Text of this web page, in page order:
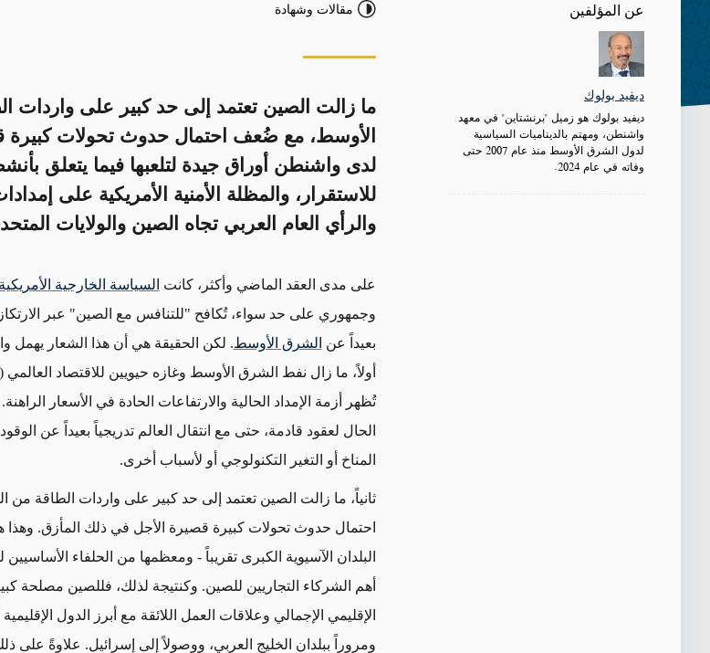
عن المؤلفين
ديفيد بولوك
ديفيد بولوك هو زميل "برنشتاين" في معهد
واشنطن، ومهتم بالديناميات السياسية
لدول الشرق الأوسط منذ عام 2007 حتى
وفاته في عام 2024.
مقالات وشهادة
ما زالت الصين تعتمد إلى حد كبير على واردات
الأوسط، مع ضُعف احتمال حدوث تحولات كبيرة
لدى واشنطن أوراق جيدة لتلعبها فيما يتعلق
للاستقرار، والمظلة الأمنية الأمريكية على
والرأي العام العربي تجاه الصين والولايات
على مدى العقد الماضي وأكثر،كانت السياسة الخارجية الأمريكية
وجمهوري على حد سواء، تُكافح "للتنافس مع الصين" عبر
بعيداً عن الشرق الأوسط. لكن الحقيقة هي أن هذا الشعار يهمل
أولاً، ما زال نفط الشرق الأوسط وغازه حيويين للاقتصاد العالمي
تُظهر أزمة الإمداد الحالية والارتفاعات الحادة في الأسعار الراهنة.
الحال لعقود قادمة، حتى مع انتقال العالم تدريجياً بعيداً عن
المناخ أو التغير التكنولوجي أو لأسباب أخرى.
ثانياً، ما زالت الصين تعتمد إلى حد كبير على واردات الطاقة
احتمال حدوثتحولات كبيرة قصيرة الأجل في ذلك المأزق. وهذا
البلدان الآسيوية الكبرى تقريباً - ومعظمها من الحلفاء الأساسيين
أهم الشركاء التجاريين للصين. وكنتيجة لذلك، فللصين مصلحة
الإقليمي الإجمالي وعلاقات العمل اللائقة مع أبرز الدول
ومروراً ببلدان الخليج العربي، ووصولاً إلى إسرائيل. علاوةً على